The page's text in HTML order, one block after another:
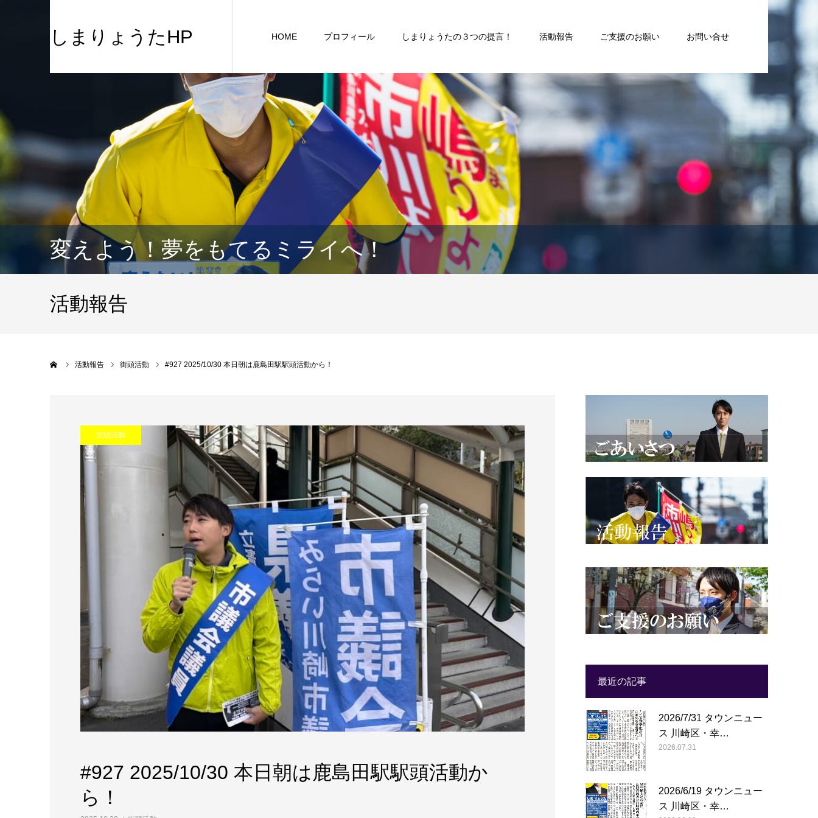
しまりょうたHP HOME プロフィール しまりょうたの３つの提言！ 活動報告 ご支援のお願い お問い合せ
変えよう！夢をもてるミライへ！
活動報告
活動報告 街頭活動 #927 2025/10/30 本日朝は鹿島田駅駅頭活動から！
街頭活動
#927 2025/10/30 本日朝は鹿島田駅駅頭活動か
ら！
最近の記事
2026/7/31 タウンニュー
ス 川崎区・幸…
2026.07.31
2026/6/19 タウンニュー
ス 川崎区・幸…